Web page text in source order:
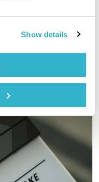
Show details
אודיו